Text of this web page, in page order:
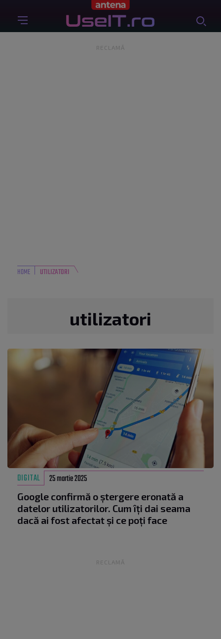
RECLAMĂ
HOME UTILIZATORI
utilizatori
DIGITAL 25 martie 2025
Google confirmă o ștergere eronată a
datelor utilizatorilor. Cum îți dai seama
dacă ai fost afectat și ce poți face
RECLAMĂ